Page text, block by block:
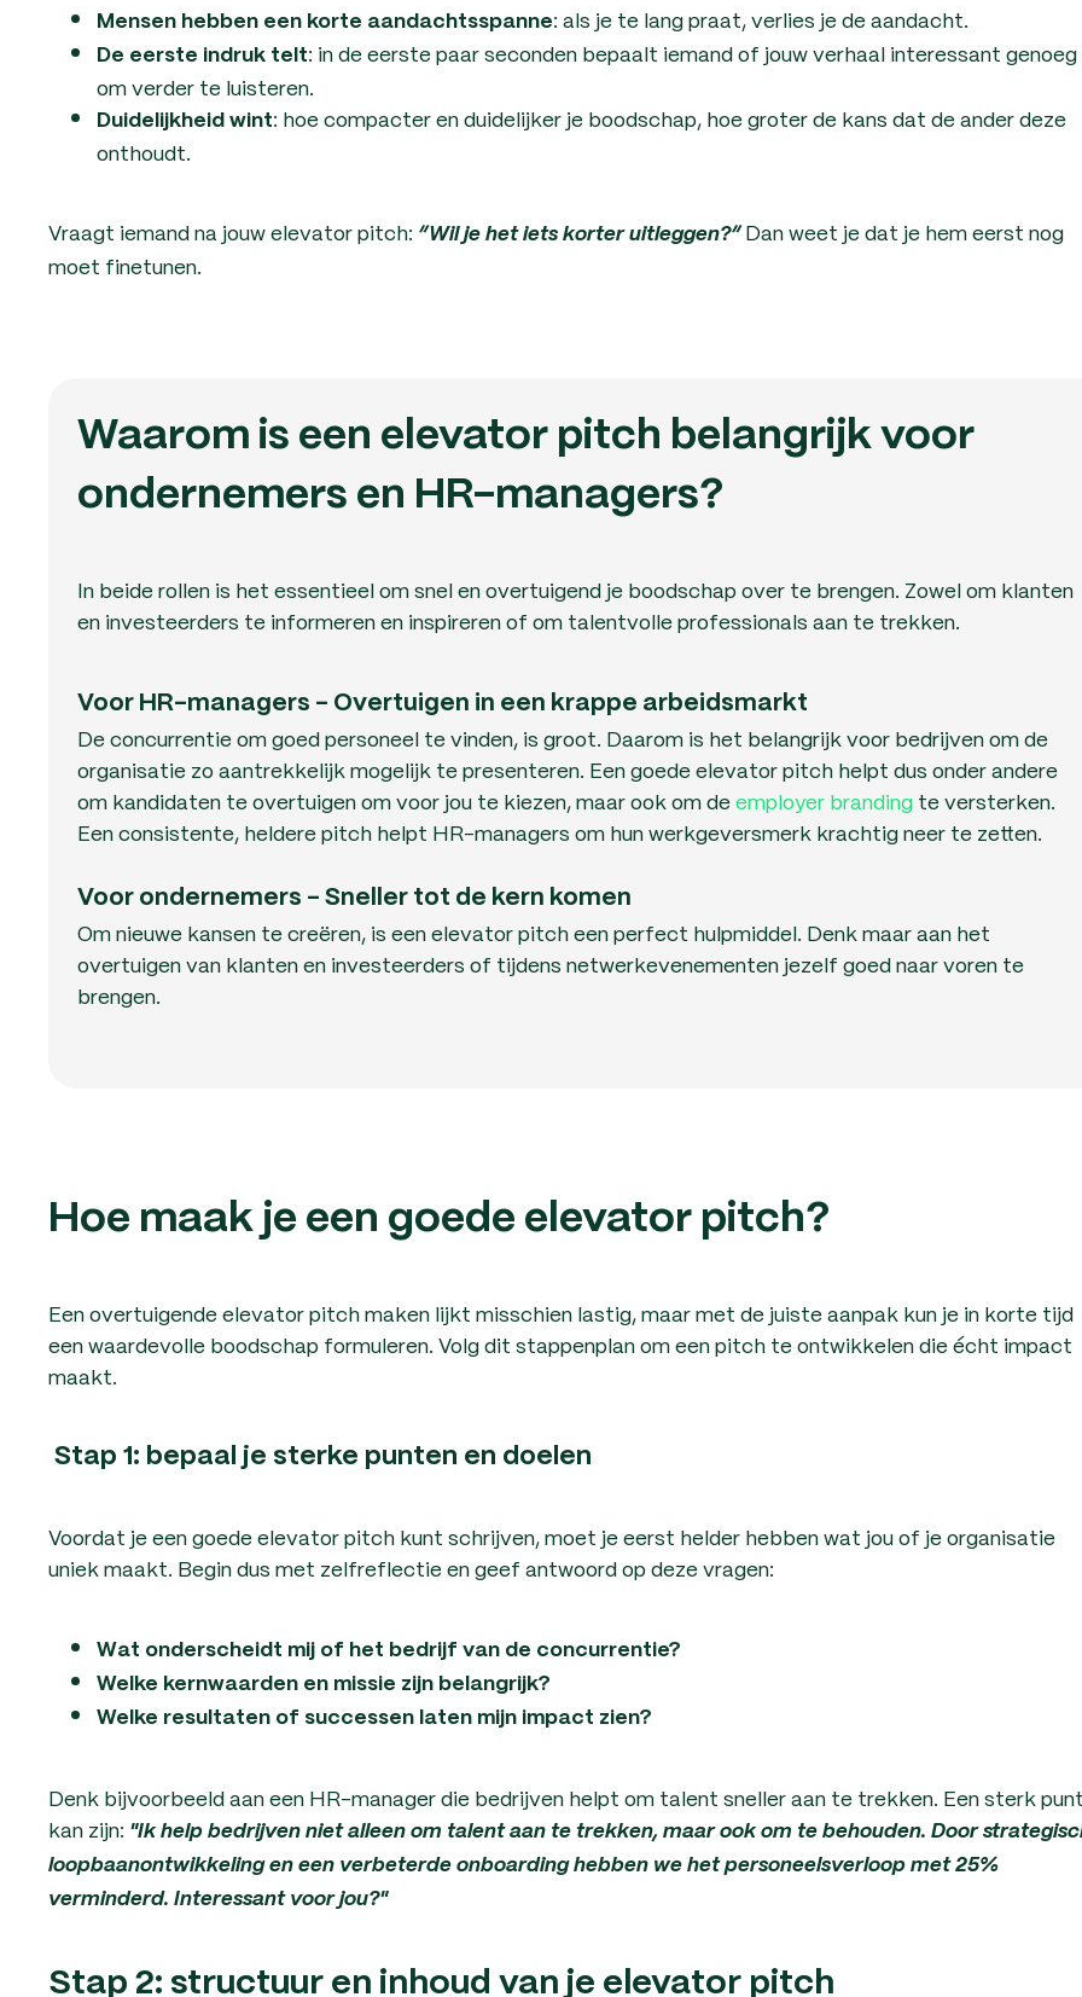
Mensen hebben een korte aandachtsspanne: als je te lang praat, verlies je de aandacht.
De eerste indruk telt: in de eerste paar seconden bepaalt iemand of jouw verhaal interessant genoeg
om verder te luisteren.
Duidelijkheid wint: hoe compacter en duidelijker je boodschap, hoe groter de kans dat de ander deze
onthoudt.
Vraagt iemand na jouw elevator pitch: “Wil je het iets korter uitleggen?”Dan weet je dat je hem eerst nog
moet finetunen.
Waarom is een elevator pitch belangrijk voor
ondernemers en HR-managers?
In beide rollen is het essentieel om snel en overtuigend je boodschap over te brengen. Zowel om klanten
en investeerders te informeren en inspireren of om talentvolle professionals aan te trekken.
Voor HR-managers - Overtuigen in een krappe arbeidsmarkt
De concurrentie om goed personeel te vinden, is groot. Daarom is het belangrijk voor bedrijven om de
organisatie zo aantrekkelijk mogelijk te presenteren. Een goede elevator pitch helpt dus onder andere
om kandidaten te overtuigen om voor jou te kiezen, maar ook om deemployer brandingte versterken.
Een consistente, heldere pitch helpt HR-managers om hun werkgeversmerk krachtig neer te zetten.
Voor ondernemers - Sneller tot de kern komen
Om nieuwe kansen te creëren, is een elevator pitch een perfect hulpmiddel. Denk maar aan het
overtuigen van klanten en investeerders of tijdens netwerkevenementen jezelf goed naar voren te
brengen.
Hoe maak je een goede elevator pitch?
Een overtuigende elevator pitch maken lijkt misschien lastig, maar met de juiste aanpak kun je in korte tijd
een waardevolle boodschap formuleren. Volg dit stappenplan om een pitch te ontwikkelen die écht impact
maakt.
Stap 1: bepaal je sterke punten en doelen
Voordat je een goede elevator pitch kunt schrijven, moet je eerst helder hebben wat jou of je organisatie
uniek maakt. Begin dus met zelfreflectie en geef antwoord op deze vragen:
Wat onderscheidt mij of het bedrijf van de concurrentie?
Welke kernwaarden en missie zijn belangrijk?
Welke resultaten of successen laten mijn impact zien?
Denk bijvoorbeeld aan een HR-manager die bedrijven helpt om talent sneller aan te trekken. Een sterk punt
kan zijn: "Ik help bedrijven niet alleen om talent aan te trekken, maar ook om te behouden. Door
loopbaanontwikkeling en een verbeterde onboarding hebben we het personeelsverloop met 25%
verminderd. Interessant voor jou?"
Stap 2: structuur en inhoud van je elevator pitch